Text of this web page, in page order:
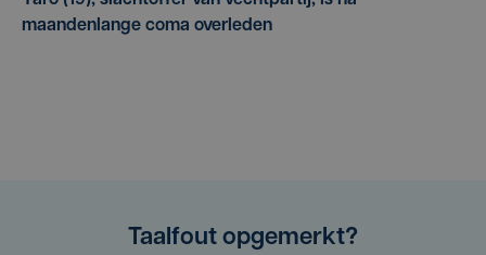
maandenlange coma overleden
Taalfout opgemerkt?